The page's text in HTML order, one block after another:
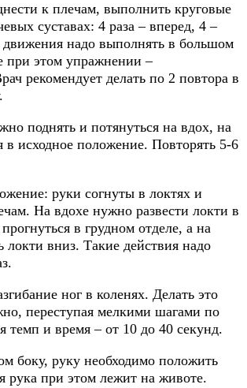
к плечам, выполнить круговые
суставах: 4 раза – вперед, 4 –
надо выполнять в большом
при этом упражнении –
рекомендует делать по 2 повтора в
поднять и потянуться на вдох, на
в исходное положение. Повторять 5-6
руки согнуты в локтях и
На вдохе нужно развести локти в
в грудном отделе, а на
локти вниз. Такие действия надо
ног в коленях. Делать это
переступая мелкими шагами по
темп и время – от 10 до 40 секунд.
боку, руку необходимо положить
рука при этом лежит на животе.